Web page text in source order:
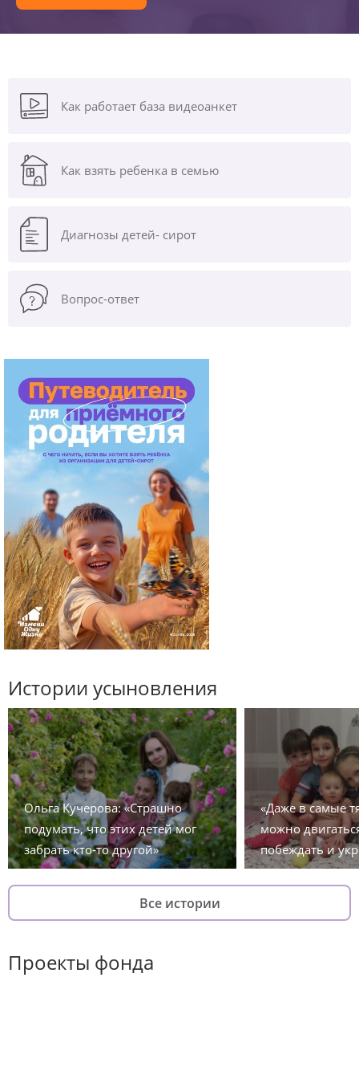
Как работает база видеоанкет
Как взять ребенка в семью
Диагнозы детей- сирот
Вопрос-ответ
Истории усыновления
Ольга Кучерова: «Страшно
подумать, что этих детей мог
забрать кто-то другой»
«Даже в самые
можно
побеждать и
Все истории
Проекты фонда